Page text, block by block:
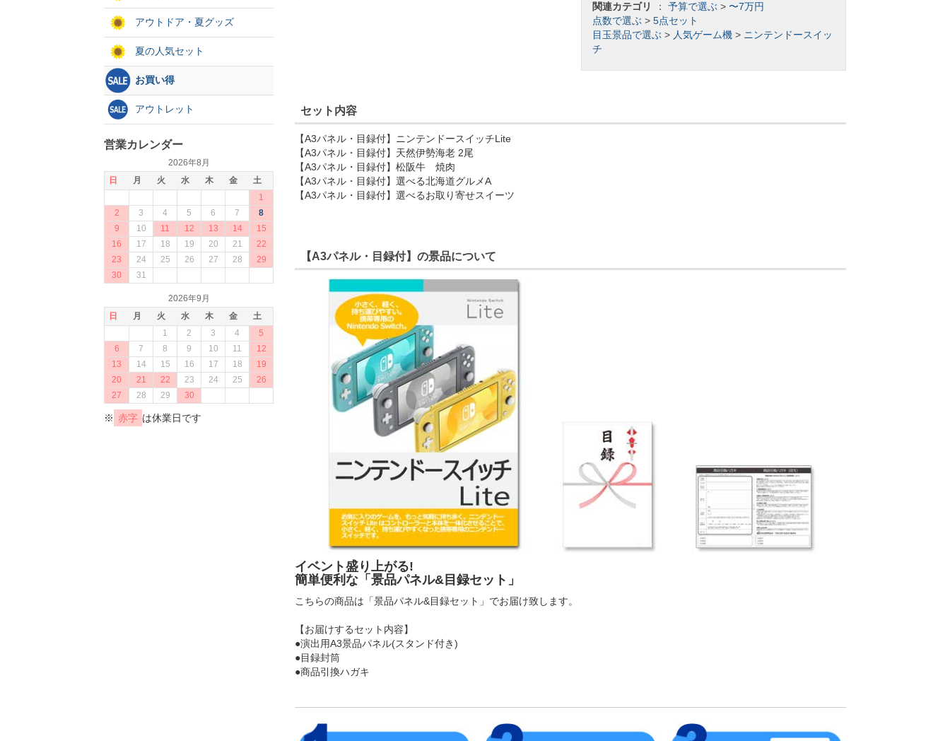
関連カテゴリ
： 予算で選ぶ > 〜7万円
点数で選ぶ > 5点セット
目玉景品で選ぶ > 人気ゲーム機 > ニンテンドースイッ
チ
セット内容
【A3パネル・目録付】ニンテンドースイッチLite
【A3パネル・目録付】天然伊勢海老 2尾
【A3パネル・目録付】松阪牛 焼肉
【A3パネル・目録付】選べる北海道グルメA
【A3パネル・目録付】選べるお取り寄せスイーツ
【A3パネル・目録付】の景品について
イベント盛り上がる!
簡単便利な「景品パネル&目録セット」
こちらの商品は「景品パネル&目録セット」でお届け致します。
【お届けするセット内容】
●演出用A3景品パネル(スタンド付き)
●目録封筒
●商品引換ハガキ
アウトドア・夏グッズ
夏の人気セット
お買い得
アウトレット
営業カレンダー
2026年8月
日
月 火 水 木 金
土
1
2
3 4 5 6 7
8
9
10 11 12 13 14
15
16
17 18 19 20 21
22
23
24 25 26 27 28
29
30
31
2026年9月
日
月 火 水 木 金
土
1
2 3 4
5
6
7 8 9 10 11
12
13
14 15 16 17 18
19
20
21 22 23 24 25
26
27
28 29 30
※ 赤字 は休業日です